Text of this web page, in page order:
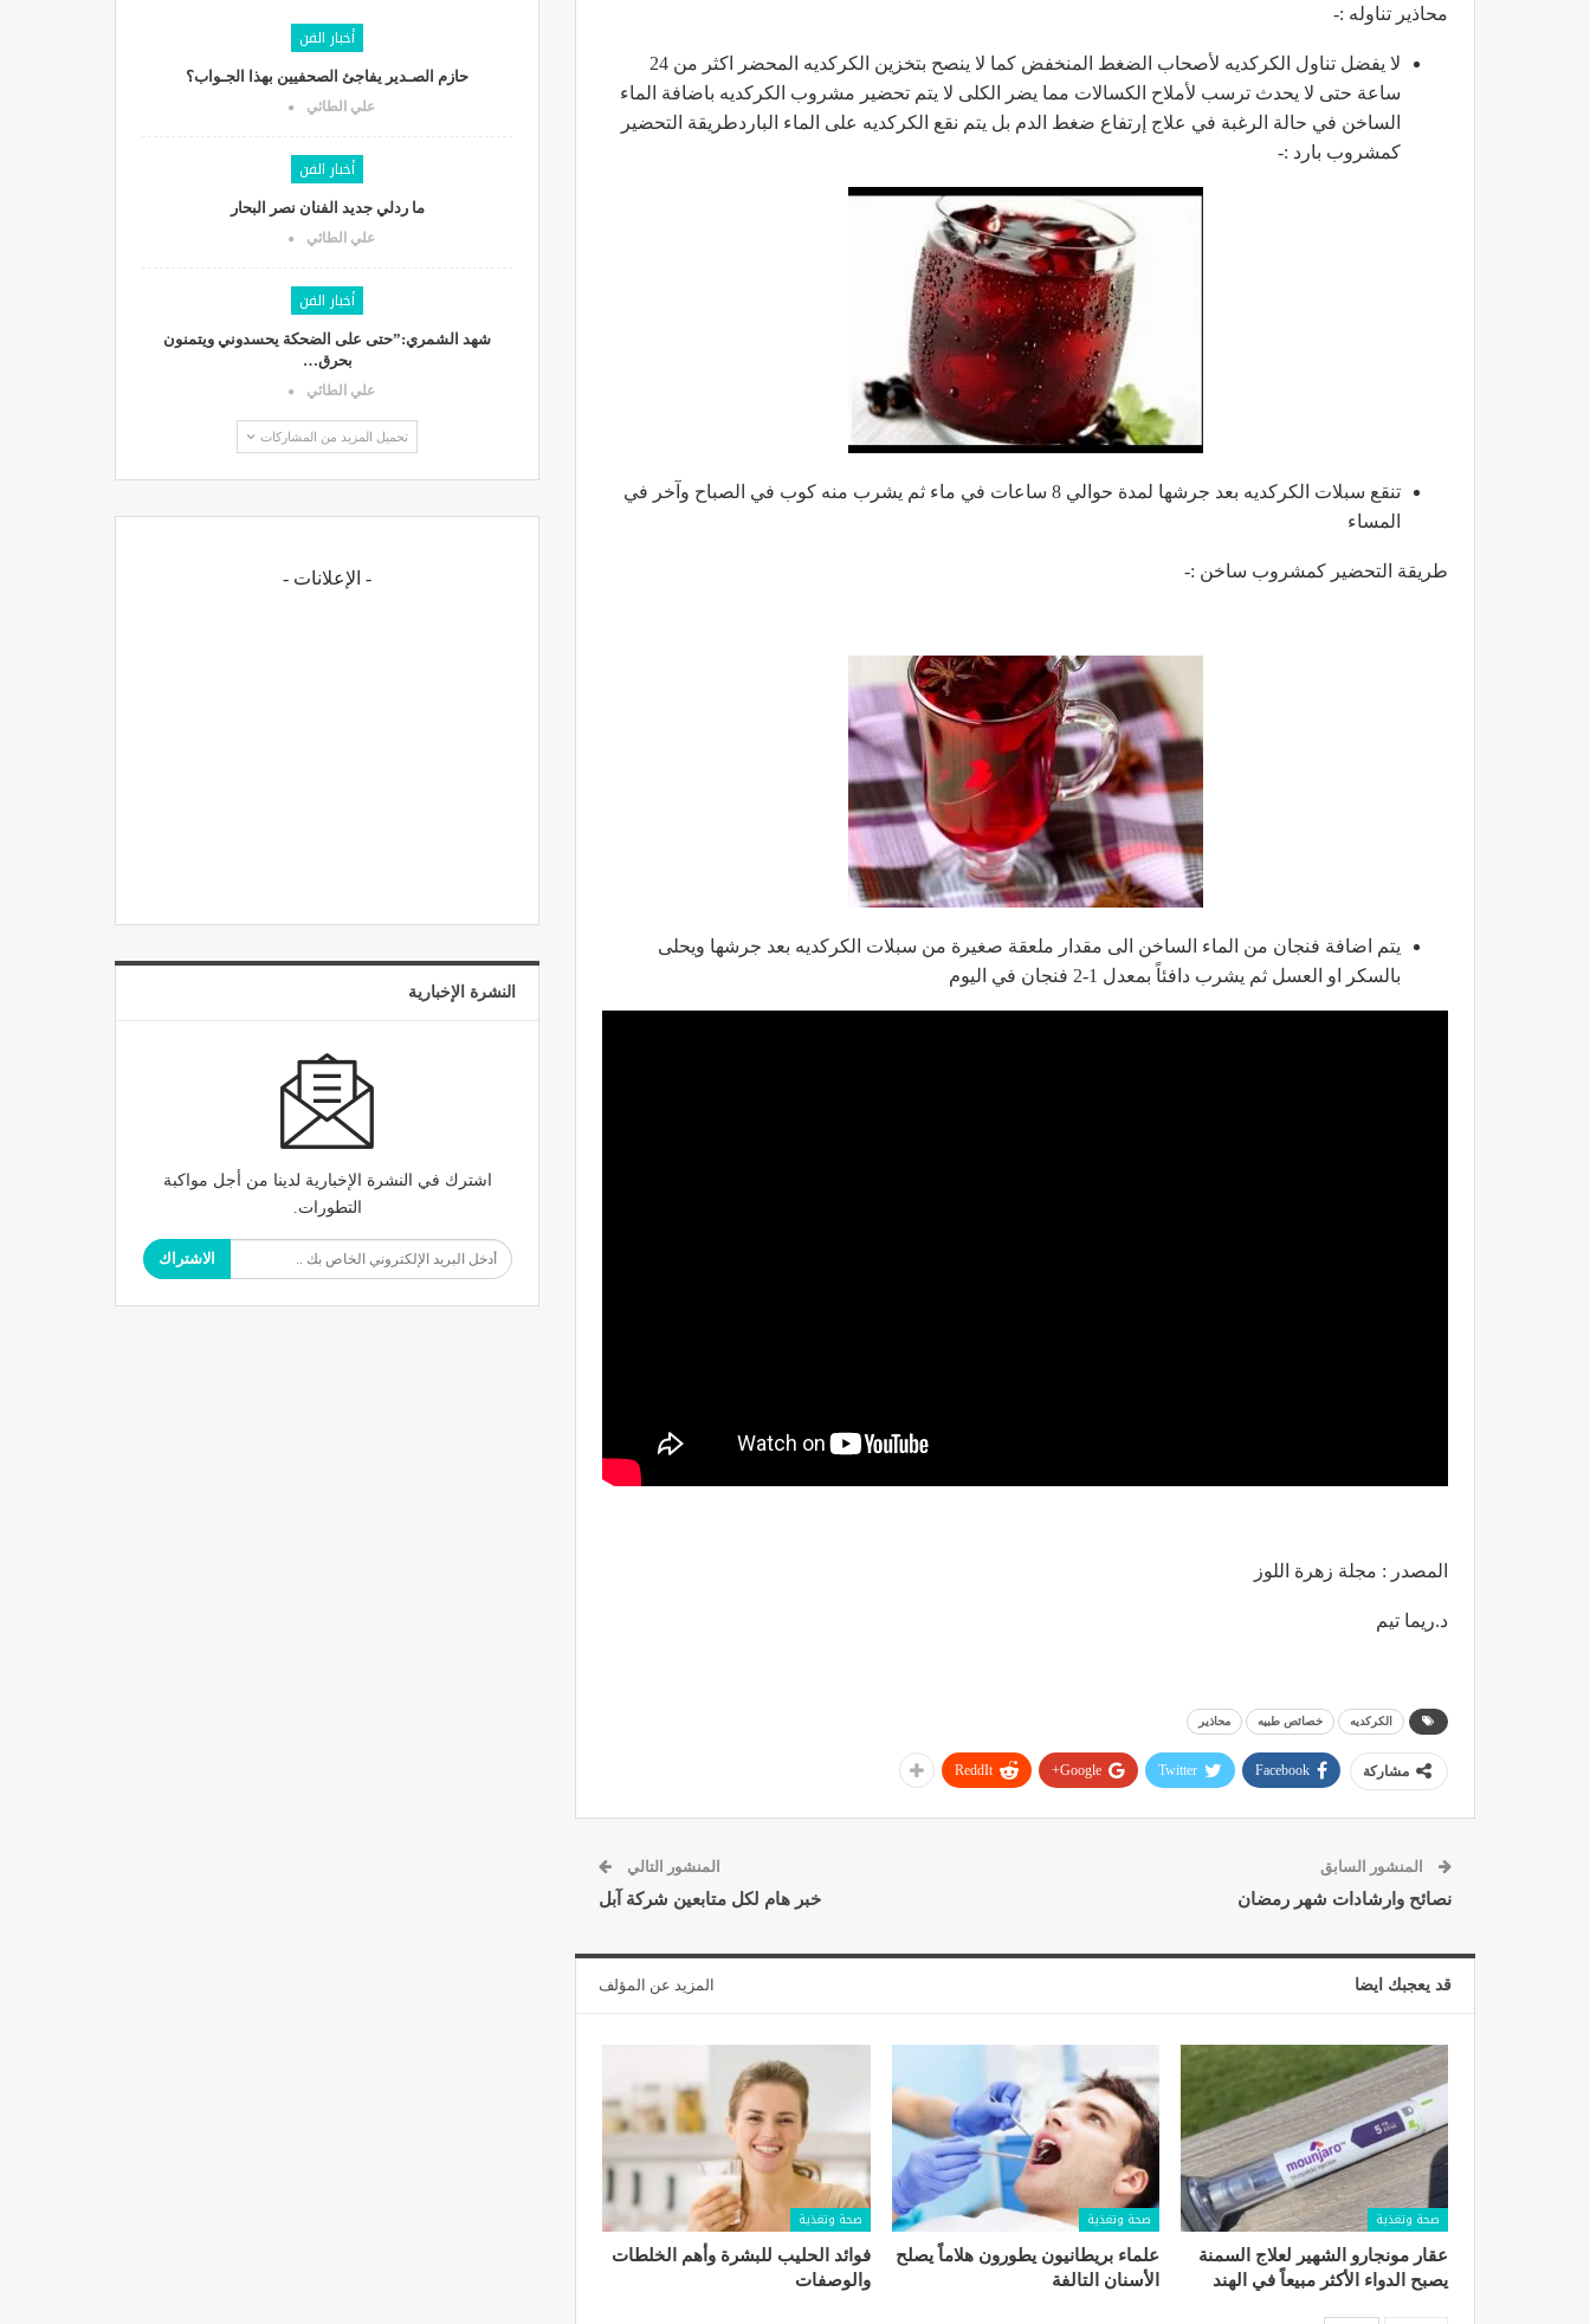
محاذير تناوله :-
لا يفضل تناول الكركديه لأصحاب الضغط المنخفض كما لا ينصح بتخزين الكركديه المحضر اكثر من 24
ساعة حتى لا يحدث ترسب لأملاح الكسالات مما يضر الكلى لا يتم تحضير مشروب الكركديه باضافة الماء
الساخن في حالة الرغبة في علاج إرتفاع ضغط الدم بل يتم نقع الكركديه على الماء الباردطريقة التحضير
كمشروب بارد :-
تنقع سبلات الكركديه بعد جرشها لمدة حوالي 8 ساعات في ماء ثم يشرب منه كوب في الصباح وآخر في
المساء
طريقة التحضير كمشروب ساخن :-
يتم اضافة فنجان من الماء الساخن الى مقدار ملعقة صغيرة من سبلات الكركديه بعد جرشها ويحلى
بالسكر او العسل ثم يشرب دافئاً بمعدل 1-2 فنجان في اليوم
المصدر : مجلة زهرة اللوز
د.ريما تيم
الكركديه خصائص طبيه محاذير
مشاركة Facebook
Twitter
Google+
ReddIt
المنشور السابق
نصائح وارشادات شهر رمضان
المنشور التالي
خبر هام لكل متابعين شركة آبل
قد يعجبك ايضا المزيد عن المؤلف
صحة وتغذية
عقار مونجارو الشهير لعلاج السمنة
يصبح الدواء الأكثر مبيعاً في الهند
صحة وتغذية
علماء بريطانيون يطورون هلاماً يصلح
الأسنان التالفة
صحة وتغذية
فوائد الحليب للبشرة​ وأهم الخلطات
والوصفات
أخبار الفن
حازم الصـدير يفاجئ الصحفيين بهذا الجـواب؟
علي الطائي
أخبار الفن
ما ردلي جديد الفنان نصر البحار
علي الطائي
أخبار الفن
شهد الشمري:”حتى على الضحكة يحسدوني ويتمنون
بحرق…
علي الطائي
تحميل المزيد من المشاركات
- الإعلانات -
النشرة الإخبارية
اشترك في النشرة الإخبارية لدينا من أجل مواكبة
التطورات.
الاشتراك